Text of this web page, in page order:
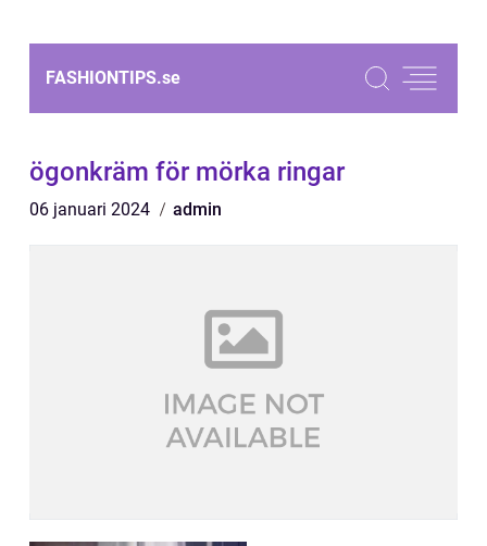
FASHIONTIPS.se
ögonkräm för mörka ringar
06 januari 2024 admin